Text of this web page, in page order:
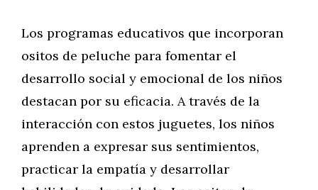
Los programas educativos que incorporan
ositos de peluche para fomentar el
desarrollo social y emocional de los niños
destacan por su eficacia. A través de la
interacción con estos juguetes, los niños
aprenden a expresar sus sentimientos,
practicar la empatía y desarrollar